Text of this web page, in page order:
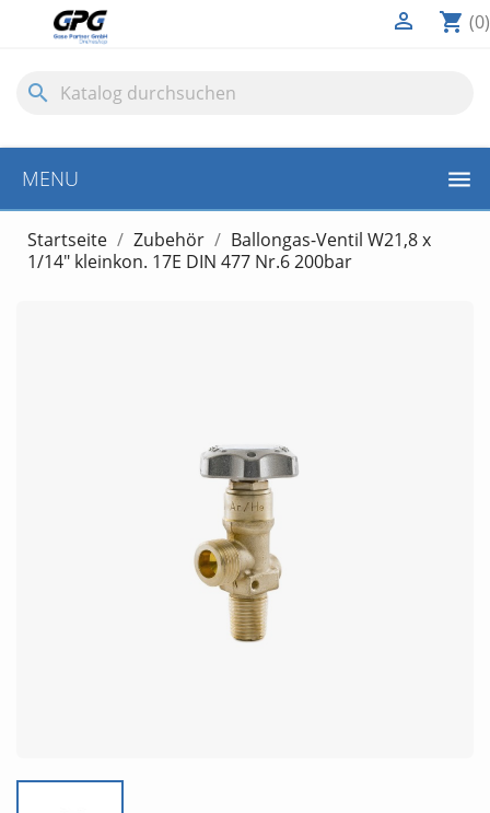
shopping_cart (0)

search
MENU
Startseite Zubehör
Ballongas-Ventil W21,8 x
1/14" kleinkon. 17E DIN 477 Nr.6 200bar